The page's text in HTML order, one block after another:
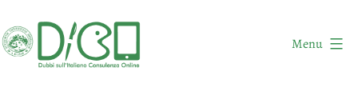
al
contenuto
Menu